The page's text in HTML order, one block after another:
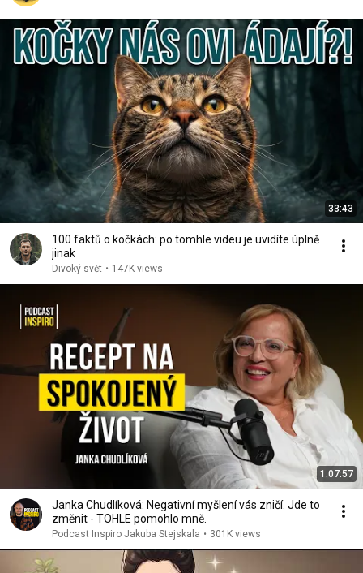
33:43
100 faktů o kočkách: po tomhle videu je uvidíte úplně
jinak
Divoký svět • 147K views
1:07:57
Janka Chudlíková: Negativní myšlení vás zničí. Jde to
změnit - TOHLE pomohlo mně.
Podcast Inspiro Jakuba Stejskala • 301K views